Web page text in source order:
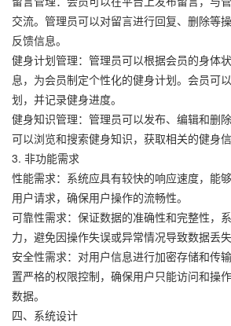
交流。管理员可以对留言进行回复、删除等
反馈信息。
健身计划管理：管理员可以根据会员的身体
息，为会员制定个性化的健身计划。会员可
划，并记录健身进度。
健身知识管理：管理员可以发布、编辑和删
可以浏览和搜索健身知识，获取相关的健身信
3. 非功能需求
性能需求：系统应具有较快的响应速度，能
用户请求，确保用户操作的流畅性。
可靠性需求：保证数据的准确性和完整性，
力，避免因操作失误或异常情况导致数据丢失
安全性需求：对用户信息进行加密存储和传
置严格的权限控制，确保用户只能访问和操
数据。
四、系统设计